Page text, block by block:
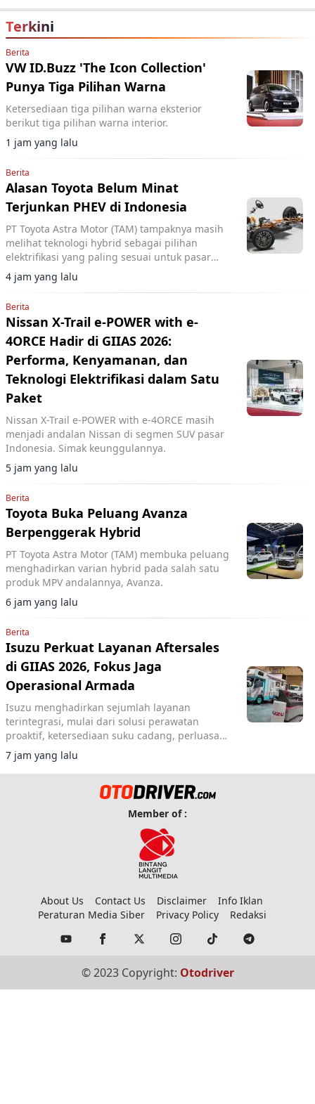
Terkini
Berita
VW ID.Buzz 'The Icon Collection'
Punya Tiga Pilihan Warna
Ketersediaan tiga pilihan warna eksterior
berikut tiga pilihan warna interior.
1 jam yang lalu
Berita
Alasan Toyota Belum Minat
Terjunkan PHEV di Indonesia
PT Toyota Astra Motor (TAM) tampaknya masih
melihat teknologi hybrid sebagai pilihan
elektrifikasi yang paling sesuai untuk pasar
Indonesia.
4 jam yang lalu
Berita
Nissan X-Trail e-POWER with e-
4ORCE Hadir di GIIAS 2026:
Performa, Kenyamanan, dan
Teknologi Elektrifikasi dalam Satu
Paket
Nissan X-Trail e-POWER with e-4ORCE masih
menjadi andalan Nissan di segmen SUV pasar
Indonesia. Simak keunggulannya.
5 jam yang lalu
Berita
Toyota Buka Peluang Avanza
Berpenggerak Hybrid
PT Toyota Astra Motor (TAM) membuka peluang
menghadirkan varian hybrid pada salah satu
produk MPV andalannya, Avanza.
6 jam yang lalu
Berita
Isuzu Perkuat Layanan Aftersales
di GIIAS 2026, Fokus Jaga
Operasional Armada
Isuzu menghadirkan sejumlah layanan
terintegrasi, mulai dari solusi perawatan
proaktif, ketersediaan suku cadang, perluasan
jaringan layanan, hingga pemanfaatan
teknologi.
7 jam yang lalu
Member of :
About Us Contact Us Disclaimer
Info Iklan
Peraturan Media Siber
Privacy Policy Redaksi
© 2023 Copyright: Otodriver